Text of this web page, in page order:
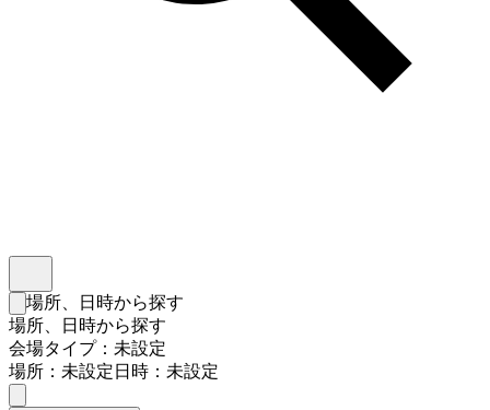
検索フォームを閉じる
場所、日時から探す
場所、日時から探す
会場タイプ：未設定
場所：未設定日時：未設定